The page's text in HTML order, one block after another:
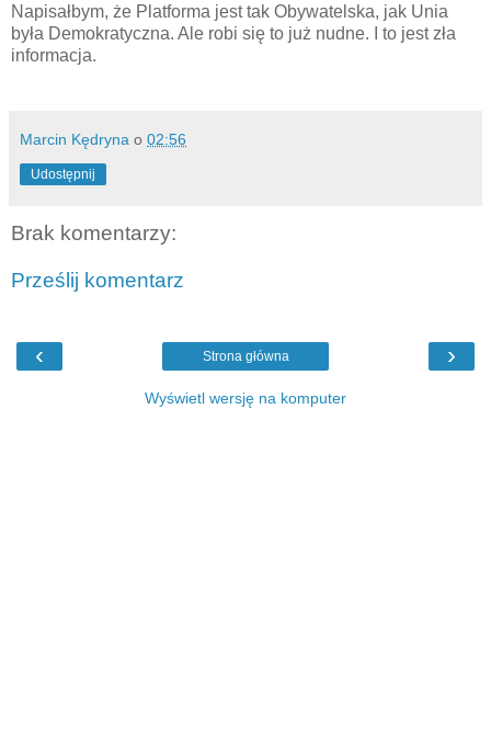
Napisałbym, że Platforma jest tak Obywatelska, jak Unia
była Demokratyczna. Ale robi się to już nudne. I to jest zła
informacja.
Marcin Kędryna o 02:56
Udostępnij
Brak komentarzy:
Prześlij komentarz
‹ ›
Strona główna
Wyświetl wersję na komputer